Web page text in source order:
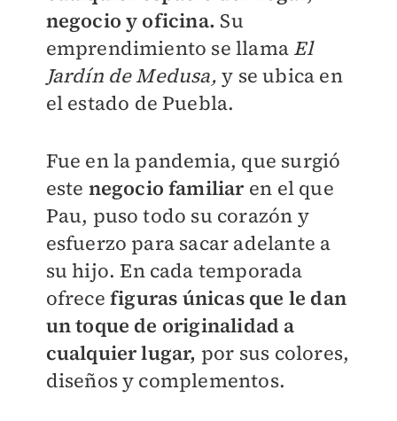
negocio y oficina. Su
emprendimiento se llama El
Jardín de Medusa, y se ubica en
el estado de Puebla.
Fue en la pandemia, que surgió
este negocio familiar en el que
Pau, puso todo su corazón y
esfuerzo para sacar adelante a
su hijo. En cada temporada
ofrece figuras únicas que le dan
un toque de originalidad a
cualquier lugar, por sus colores,
diseños y complementos.